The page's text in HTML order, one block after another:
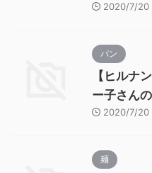
2020/7/20
パン
【ヒルナ
ー子さんの
2020/7/20
麺